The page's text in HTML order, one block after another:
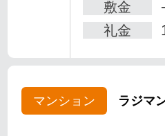
敷金 -
礼金
マンション ラジマ